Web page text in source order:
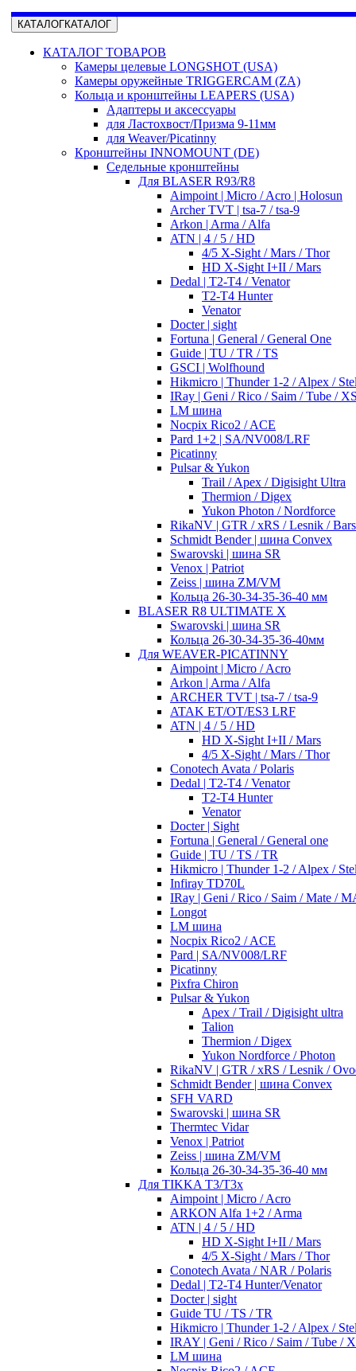
КАТАЛОГКАТАЛОГ
КАТАЛОГ ТОВАРОВ
Камеры целевые LONGSHOT (USA)
Камеры оружейные TRIGGERCAM (ZA)
Кольца и кронштейны LEAPERS (USA)
Адаптеры и аксессуары
для Ластохвост/Призма 9-11мм
для Weaver/Picatinny
Кронштейны INNOMOUNT (DE)
Седельные кронштейны
Для BLASER R93/R8
Aimpoint | Micro / Acro | Holosun
Archer TVT | tsa-7 / tsa-9
Arkon | Arma / Alfa
ATN | 4 / 5 / HD
4/5 X-Sight / Mars / Thor
HD X-Sight I+II / Mars
Dedal | T2-T4 / Venator
T2-T4 Hunter
Venator
Docter | sight
Fortuna | General / General One
Guide | TU / TR / TS
GSCI | Wolfhound
Hikmicro | Thunder 1-2 / Alpex /
IRay | Geni / Rico / Saim / Tube /
LM шина
Nocpix Rico2 / ACE
Pard 1+2 | SA/NV008/LRF
Picatinny
Pulsar & Yukon
Trail / Apex / Digisight Ultra
Thermion / Digex
Yukon Photon / Nordforce
RikaNV | GTR / xRS / Lesnik /
Schmidt Bender | шина Convex
Swarovski | шина SR
Venox | Patriot
Zeiss | шина ZM/VM
Кольца 26-30-34-35-36-40 мм
BLASER R8 ULTIMATE X
Swarovski | шина SR
Кольца 26-30-34-35-36-40мм
Для WEAVER-PICATINNY
Aimpoint | Micro / Acro
Arkon | Arma / Alfa
ARCHER TVT | tsa-7 / tsa-9
ATAK ET/OT/ES3 LRF
ATN | 4 / 5 / HD
HD X-Sight I+II / Mars
4/5 X-Sight / Mars / Thor
Conotech Avata / Polaris
Dedal | T2-T4 / Venator
T2-T4 Hunter
Venator
Docter | Sight
Fortuna | General / General one
Guide | TU / TS / TR
Hikmicro | Thunder 1-2 / Alpex /
Infiray TD70L
IRay | Geni / Rico / Saim / Mate /
Longot
LM шина
Nocpix Rico2 / ACE
Pard | SA/NV008/LRF
Picatinny
Pixfra Chiron
Pulsar & Yukon
Apex / Trail / Digisight ultra
Talion
Thermion / Digex
Yukon Nordforce / Photon
RikaNV | GTR / xRS / Lesnik /
Schmidt Bender | шина Convex
SFH VARD
Swarovski | шина SR
Thermtec Vidar
Venox | Patriot
Zeiss | шина ZM/VM
Кольца 26-30-34-35-36-40 мм
Для TIKKA T3/T3x
Aimpoint | Micro / Acro
ARKON Alfa 1+2 / Arma
ATN | 4 / 5 / HD
HD X-Sight I+II / Mars
4/5 X-Sight / Mars / Thor
Conotech Avata / NAR / Polaris
Dedal | T2-T4 Hunter/Venator
Docter | sight
Guide TU / TS / TR
Hikmicro | Thunder 1-2 / Alpex /
IRAY | Geni / Rico / Saim / Tube /
LM шина